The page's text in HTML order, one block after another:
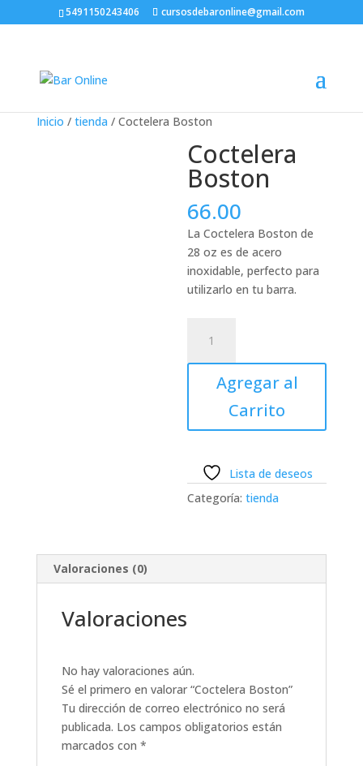
5491150243406 cursosdebaronline@gmail.com
Inicio / tienda / Coctelera Boston
Coctelera
Boston
66.00
La Coctelera Boston de
28 oz es de acero
inoxidable, perfecto para
utilizarlo en tu barra.
Boston
cantidad
Agregar al
Carrito
Lista de deseos
Categoría:tienda
Valoraciones (0)
Valoraciones
No hay valoraciones aún.
Sé el primero en valorar “Coctelera Boston”
Tu dirección de correo electrónico no será
publicada. Los campos obligatorios están
marcados con *